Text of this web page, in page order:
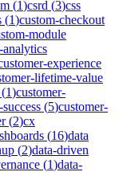
(1)csrd (3)css
(1)custom-checkout
module
analytics
experience
lifetime-value
(1)customer-
(5)customer-
(2)cx
(16)data
(2)data-driven
(1)data-